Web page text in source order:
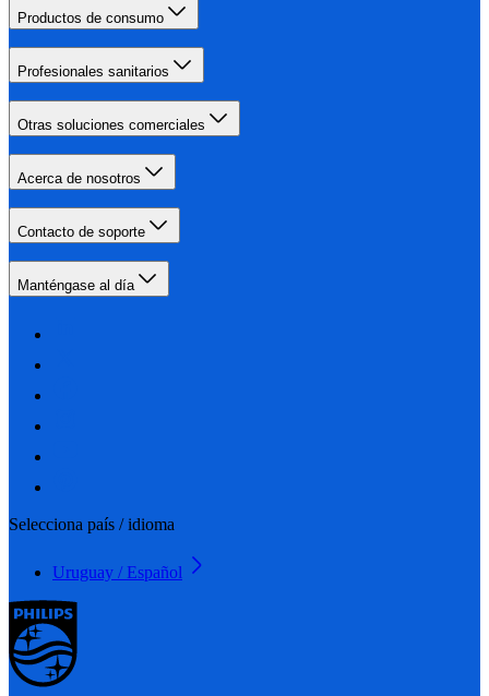
Productos de consumo
Profesionales sanitarios
Otras soluciones comerciales
Acerca de nosotros
Contacto de soporte
Manténgase al día
Selecciona país / idioma
Uruguay / Español